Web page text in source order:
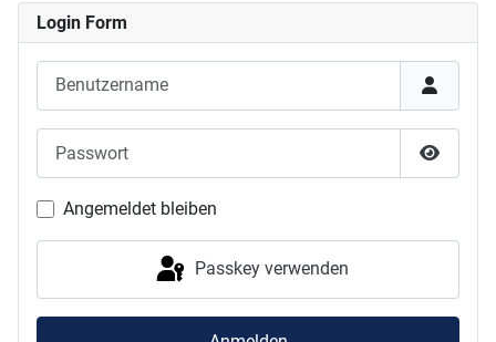
Login Form
Angemeldet bleiben
Passkey verwenden